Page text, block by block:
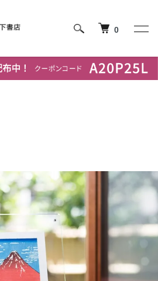
0